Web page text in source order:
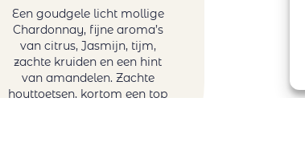
Een goudgele licht mollige
Chardonnay, fijne aroma’s
van citrus, Jasmijn, tijm,
zachte kruiden en een hint
van amandelen. Zachte
houttoetsen, kortom een top